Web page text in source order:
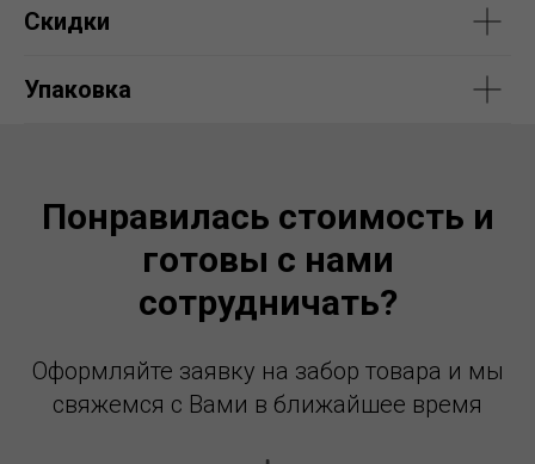
Скидки
Упаковка
Понравилась стоимость и
готовы с нами
сотрудничать?
Оформляйте заявку на забор товара и мы
свяжемся с Вами в ближайшее время